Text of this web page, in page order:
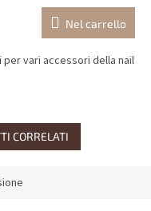
Nel carrello
vari accessori della nail
CORRELATI